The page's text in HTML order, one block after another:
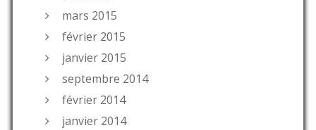
mars 2015
février 2015
janvier 2015
septembre 2014
février 2014
janvier 2014